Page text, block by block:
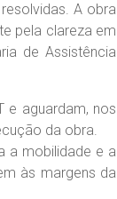
A obra
pela clareza em
de Assistência
e aguardam, nos
da obra.
a mobilidade e a
às margens da